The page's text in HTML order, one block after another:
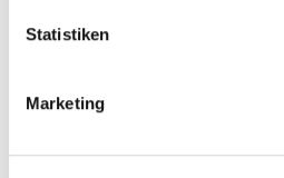
Statistiken
Marketing
Registrieren Sie